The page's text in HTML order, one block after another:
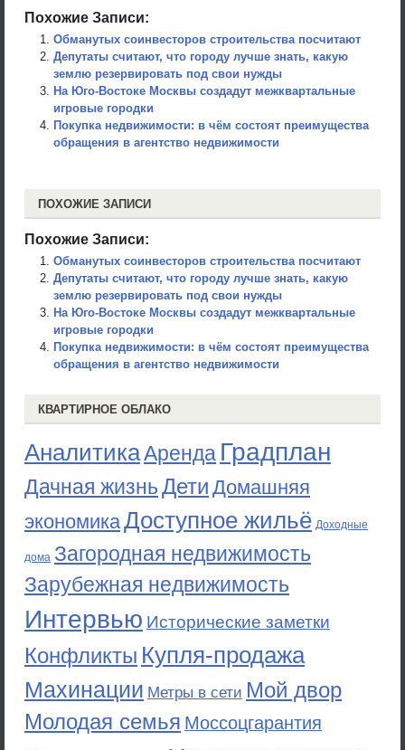
Похожие Записи:
Обманутых соинвесторов строительства посчитают
Депутаты считают, что городу лучше знать, какую
землю резервировать под свои нужды
На Юго-Востоке Москвы создадут межквартальные
игровые городки
Покупка недвижимости: в чём состоят преимущества
обращения в агентство недвижимости
ПОХОЖИЕ ЗАПИСИ
Похожие Записи:
Обманутых соинвесторов строительства посчитают
Депутаты считают, что городу лучше знать, какую
землю резервировать под свои нужды
На Юго-Востоке Москвы создадут межквартальные
игровые городки
Покупка недвижимости: в чём состоят преимущества
обращения в агентство недвижимости
КВАРТИРНОЕ ОБЛАКО
АналитикаАренда Градплан
Дачная жизньДети Домашняя
экономикаДоступное жильё Доходные
дома Загородная недвижимость
Зарубежная недвижимость
Интервью Исторические заметки
Конфликты Купля-продажа
Махинации Метры в сети Мой двор
Молодая семья Моссоцгарантия